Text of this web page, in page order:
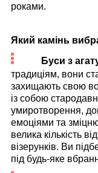
роками.
Який камінь
Буси з
традиціям, вони
захищають свою
із собою
умиротворення,
емоціями та
велика кількість
візерунків. Ви
під будь-яке